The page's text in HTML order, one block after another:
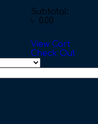
Subtotal:
৳
0.00
View Cart
Check Out